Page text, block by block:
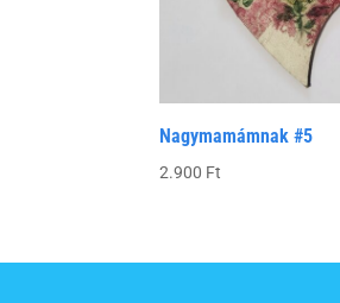
Nagymamámnak #5
2.900 Ft